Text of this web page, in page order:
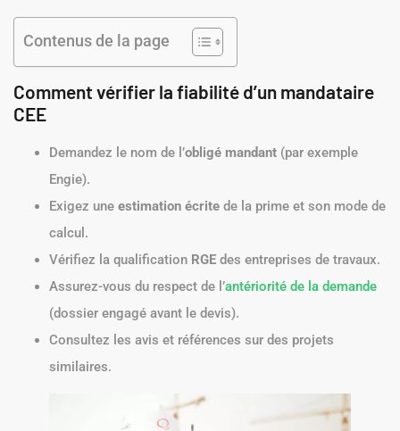
Contenus de la page
Comment vérifier la fiabilité d’un mandataire
CEE
Demandez le nom de l’obligé mandant (par exemple
Engie).
Exigez une estimation écrite de la prime et son mode de
calcul.
Vérifiez la qualification RGE des entreprises de travaux.
Assurez-vous du respect de l’antériorité de la demande
(dossier engagé avant le devis).
Consultez les avis et références sur des projets
similaires.